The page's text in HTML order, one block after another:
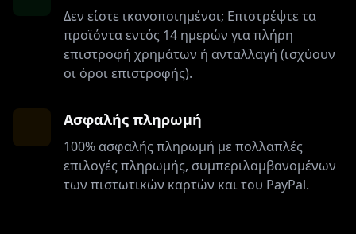
Δεν είστε ικανοποιημένοι; Επιστρέψτε τα
προϊόντα εντός 14 ημερών για πλήρη
επιστροφή χρημάτων ή ανταλλαγή (ισχύουν
οι όροι επιστροφής).
Ασφαλής πληρωμή
100% ασφαλής πληρωμή με πολλαπλές
επιλογές πληρωμής, συμπεριλαμβανομένων
των πιστωτικών καρτών και του PayPal.